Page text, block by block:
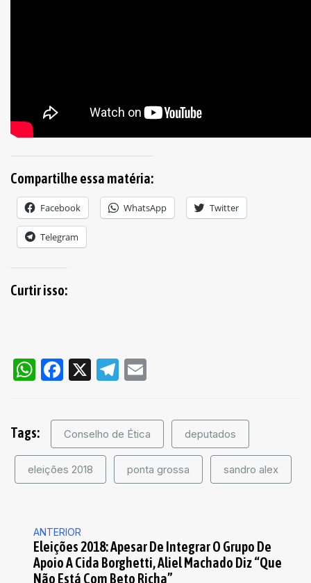
Compartilhe essa matéria:
Facebook WhatsApp Twitter
Telegram
Curtir isso:
WhatsApp
Facebook
X Telegram
Tags: Conselho de Ética deputados
eleições 2018 ponta grossa sandro alex
ANTERIOR
Eleições 2018: Apesar De Integrar O Grupo De
Apoio A Cida Borghetti, Aliel Machado Diz “que
Não Está Com Beto Richa”